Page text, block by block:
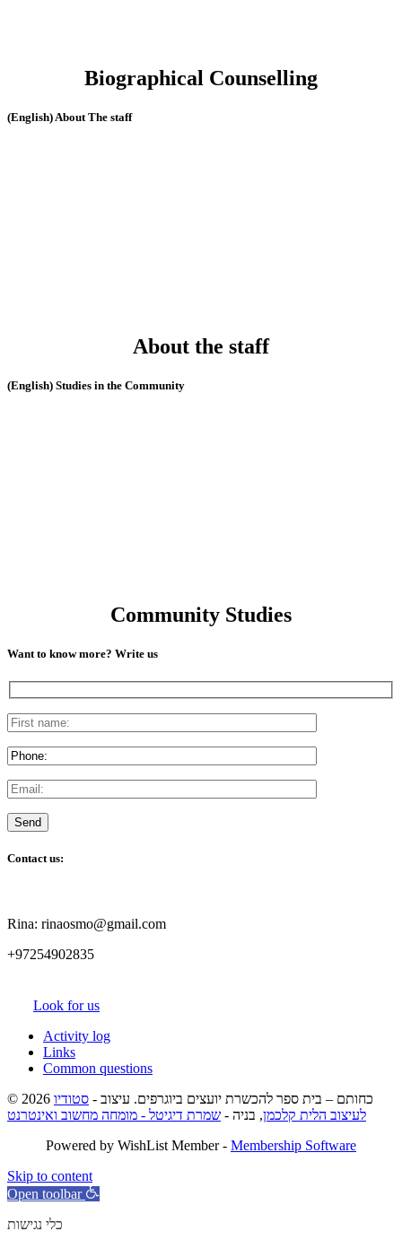
Biographical Counselling
(English) About The staff
About the staff
(English) Studies in the Community
Community Studies
Want to know more? Write us
Contact us:
Rina: rinaosmo@gmail.com
+97254902835
Look for us
Activity log
Links
Common questions
© 2026 כחותם – בית ספר להכשרת יועצים ביוגרפים. עיצוב - סטודיו
לעיצוב הלית קלכמן, בניה - שמרת דיגיטל - מומחה מחשוב ואינטרנט
Powered by WishList Member - Membership Software
Skip to content
Open toolbar
כלי נגישות